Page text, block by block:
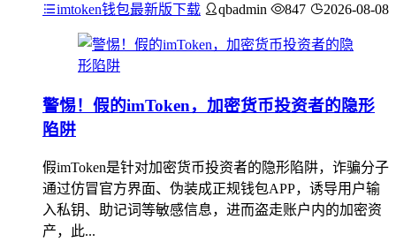
imtoken钱包最新版下载 qbadmin 847 2026-08-08
警惕！假的imToken，加密货币投资者的隐形
陷阱
假imToken是针对加密货币投资者的隐形陷阱，诈骗分子
通过仿冒官方界面、伪装成正规钱包APP，诱导用户输
入私钥、助记词等敏感信息，进而盗走账户内的加密资
产，此...